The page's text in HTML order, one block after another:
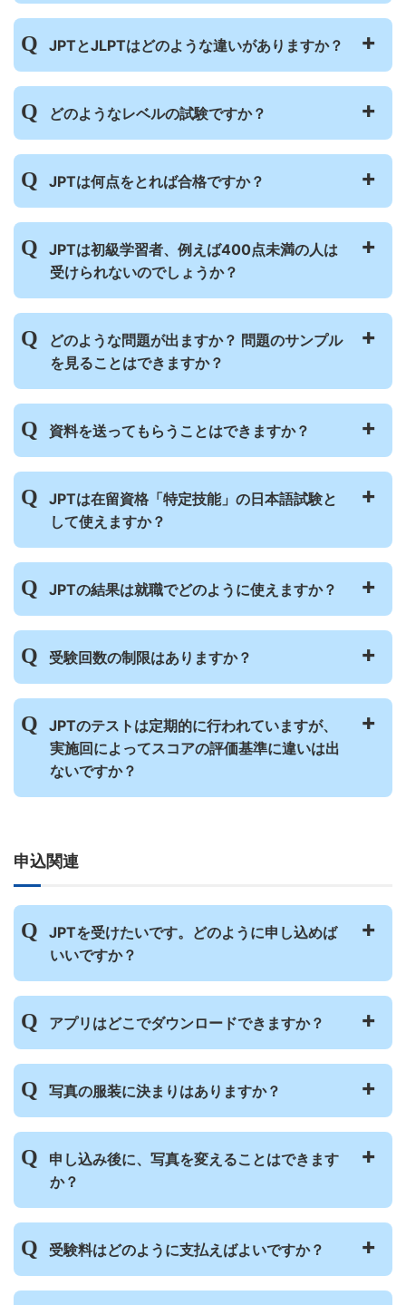
を学習している人が受けられるテストです。
今のあなたの日本語のコミュニケーション能
JPTの結果は、日本語学校、専門学校、大学
などの入学要件として認められています。ま
た、韓国の大企業や公共機関などで、就職に
おける評価にも使われています。
詳しくはこちらのページを見てください。
JPTとJLPTはどのような違いがありますか？
レベルを測るために作られたテストです。結
果は合格・不合格ではなく、10点～990点の
表せない能力の比較が正確にできます。ま
た、JPTは毎月実施されるので受験機会が多
く、結果発表も2週間後と早いので便利で
す。
いっぽう、JLPTは受験レベルがN1～N5の5
格・不合格の結果が出ます。実施は毎年7月
と12月の年2回で、結果発表まで2ヵ月かか
ります。
ださい。
どのようなレベルの試験ですか？
ストを受けます。JLPTにあるN1などの受験
レベルはありません。
とのスコアで出ます。
得点の目安はこちらのページを見てくださ
い。
JPTとJLPTはどのような違いがありますか？
JPTとはどのような試験ですか？
JPTは何点をとれば合格ですか？
格というものはありません。
一人ひとり目的によって目標とするスコアが
違うため、受験者や学校・企業などが、目的
スコアの目安はこちらのページを見てくださ
い。
入学や就職に必要なスコアは、学校や企業に
よって違いますので、それぞれに確認してく
ださい。
JPTは初級学習者、例えば400点未満の人は
受けられないのでしょうか？
め、日本語がまったくわからない低いレベル
から、Native Speakerに近い高いレベルま
で測れます。そのため、日本語を学び始めた
能力を証明したい人まで、幅広い日本語の能
力判定が可能です。
問題はパートごとに、簡単な問題から難しい
問題まで、一定の割合で出題されます。その
ため、学び始めたばかりの方にはわからない
なくても、今の能力を測ることができます。
どのような問題が出ますか？ 問題のサンプル
を見ることはできますか？
もっと多くの問題が見たいときは、過去問題
1回分を収録した「JPT公式ガイドブック」
資料を送ってもらうことはできますか？
JPTの資料（パンフレット）はこちらから請
求できます。
PDFデータをダウンロードして見ることがで
JPTは在留資格「特定技能」の日本語試験と
して使えますか？
A1、A2相当以上の日本語能力を有すること
を証明する試験（※1）（※2）として、ま
学するための日本語能力を証明する試験
（※3）として活用されています。しかし、
残念ながら、特定技能にかかわる日本語試験
としてはまだ認められていません。採用に向
けて現在活動中です。
※1 日本語教育機関へ入学するための「日本語教育の
育の参照枠」におけるA2相当以上の日本語能力を証明
明する試験（525点以上）
JPTとJLPTはどのような違いがありますか？
JPTの結果は就職でどのように使えますか？
力を測定し確認するためのテストです。
さまざまな企業で就職における評価などに活
て求められるスコアは違います。
今のあなたの日本語能力を証明する材料のひ
とつとして利用してください。
JPTスコアの採用先はこちらのページを見て
受験回数の制限はありますか？
JPTのテストは定期的に行われていますが、
実施回によってスコアの評価基準に違いは出
ないですか？
基準に違いが出ないよう、「項目応答理論」
行い、スコアの評価基準を保っています。
また、試験は素点方式ではなく、出題分野ご
との相関関係を分析し、スコアを出していま
ば、いつ受験してもスコアは一定となり、ま
た、繰り返し受けることで上達度を測ること
申込関連
JPTを受けたいです。どのように申し込めば
いいですか？
結果の確認まで、専用アプリで行います。
詳しいお申し込み方法はこちらで確認してく
アプリはどこでダウンロードできますか？
アプリはどこでダウンロードできますか？
写真の服装に決まりはありますか？
る服装での撮影をおすすめします。
マスク・帽子をつけたまま撮影した写真や、
在留カード・パスポートなどの証明書に貼ら
ど、本人確認が適切にできない場合は受験で
きないことがあります。
申し込み後に、写真を変えることはできます
か？
せん。適切な服装と背景で撮影した写真の使
用をおすすめします。
受験料はどのように支払えばよいですか？